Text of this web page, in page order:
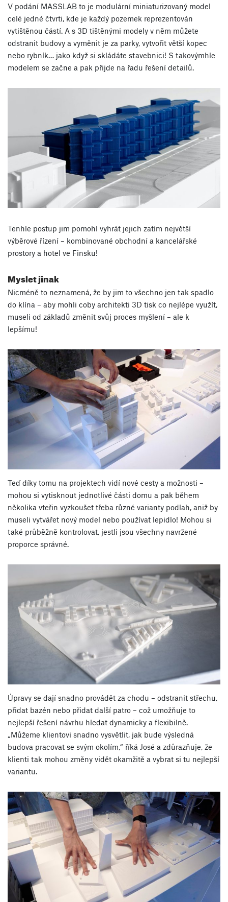
V podání MASSLAB to je modulární miniaturizovaný model
celé jedné čtvrti, kde je každý pozemek reprezentován
vytištěnou částí. A s 3D tištěnými modely v něm můžete
odstranit budovy a vyměnit je za parky, vytvořit větší kopec
nebo rybník… jako když si skládáte stavebnici! S takovýmhle
modelem se začne a pak přijde na řadu řešení detailů.
Tenhle postup jim pomohl vyhrát jejich zatím největší
výběrové řízení – kombinované obchodní a kancelářské
prostory a hotel ve Finsku!
Myslet jinak
Nicméně to neznamená, že by jim to všechno jen tak spadlo
do klína – aby mohli coby architekti 3D tisk co nejlépe využít,
museli od základů změnit svůj proces myšlení – ale k
lepšímu!
Teď díky tomu na projektech vidí nové cesty a možnosti –
mohou si vytisknout jednotlivé části domu a pak během
několika vteřin vyzkoušet třeba různé varianty podlah, aniž by
museli vytvářet nový model nebo používat lepidlo! Mohou si
také průběžně kontrolovat, jestli jsou všechny navržené
proporce správné.
Úpravy se dají snadno provádět za chodu – odstranit střechu,
přidat bazén nebo přidat další patro – což umožňuje to
nejlepší řešení návrhu hledat dynamicky a flexibilně.
„Můžeme klientovi snadno vysvětlit, jak bude výsledná
budova pracovat se svým okolím,“ říká José a zdůrazňuje, že
klienti tak mohou změny vidět okamžitě a vybrat si tu nejlepší
variantu.